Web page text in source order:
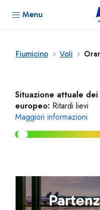
Menu
Fiumicino Voli
Situazione attuale
europeo: Ritardi lievi
Maggiori informazioni